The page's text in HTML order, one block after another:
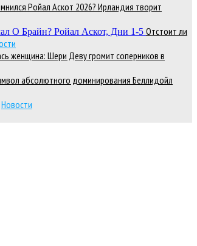
Ройал Аскот 2026? Ирландия творит
Отстоит ли
женщина: Шери Деву громит соперников в
абсолютного доминирования Беллидойл
Новости